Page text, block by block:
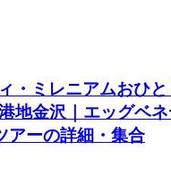
・ミレニアムおひ
地金沢｜エッグベ
アーの詳細・集合